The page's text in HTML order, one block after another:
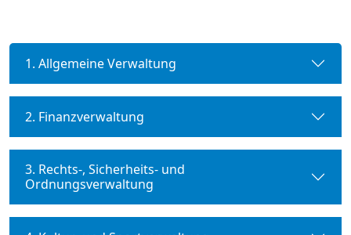
1. Allgemeine Verwaltung
2. Finanzverwaltung
3. Rechts-, Sicherheits- und
Ordnungsverwaltung